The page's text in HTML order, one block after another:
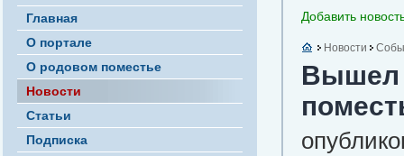
Главная
О портале
О родовом поместье
Новости
Статьи
Подписка
Добавить
Новости
Вышел